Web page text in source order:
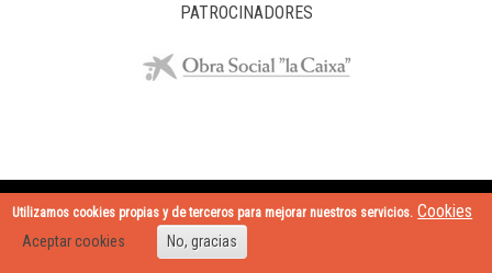
PATROCINADORES
Pie de páginaPROYECTO MEMORIA @ 2018 Casa África
Utilizamos cookies propias y de terceros para mejorar nuestros servicios. Cookies
Aceptar cookies No, gracias